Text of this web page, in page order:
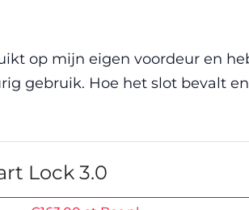
op mijn eigen voordeur en
gebruik. Hoe het slot bevalt
Lock 3.0